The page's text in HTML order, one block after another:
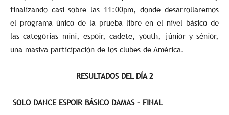
finalizando casi sobre las 11:00pm, donde desarrollaremos
el programa único de la prueba libre en el nivel básico de
las categorías mini, espoir, cadete, youth, júnior y sénior,
una masiva participación de los clubes de América.
RESULTADOS DEL DÍA 2
SOLO DANCE ESPOIR BÁSICO DAMAS – FINAL